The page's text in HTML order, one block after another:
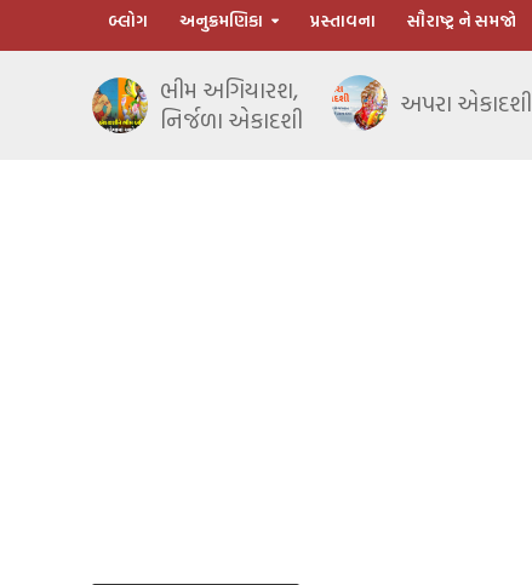
બ્લોગ અનુક્રમણિકા પ્રસ્તાવના સૌરાષ્ટ્ર ને સમજો
ભીમ અગિયારશ,
નિર્જળા એકાદશી
અપરા એકાદશી